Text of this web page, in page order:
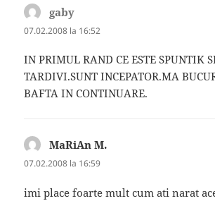
gaby
07.02.2008 la 16:52
IN PRIMUL RAND CE ESTE SPUNTIK
TARDIVI.SUNT INCEPATOR.MA
BAFTA IN CONTINUARE.
MaRiAn M.
07.02.2008 la 16:59
imi place foarte mult cum ati narat